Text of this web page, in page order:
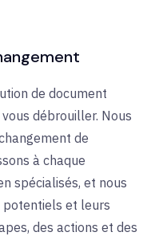
de document
débrouiller. Nous
de
à chaque
spécialisés, et nous
et leurs
des actions et des